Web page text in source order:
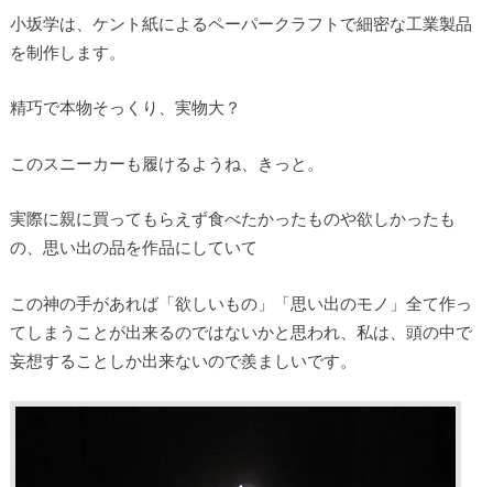
小坂学は、ケント紙によるペーパークラフトで細密な工業製品
を制作します。
精巧で本物そっくり、実物大？
このスニーカーも履けるようね、きっと。
実際に親に買ってもらえず食べたかったものや欲しかったも
の、思い出の品を作品にしていて
この神の手があれば「欲しいもの」「思い出のモノ」全て作っ
てしまうことが出来るのではないかと思われ、私は、頭の中で
妄想することしか出来ないので羨ましいです。